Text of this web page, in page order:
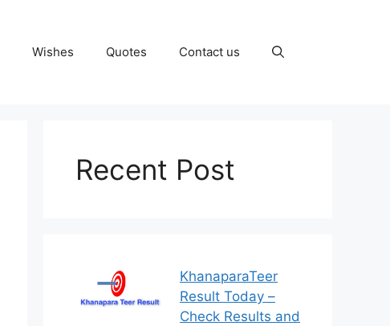
Wishes Quotes Contact us
Recent Post
KhanaparaTeer
Result Today –
Check Results and